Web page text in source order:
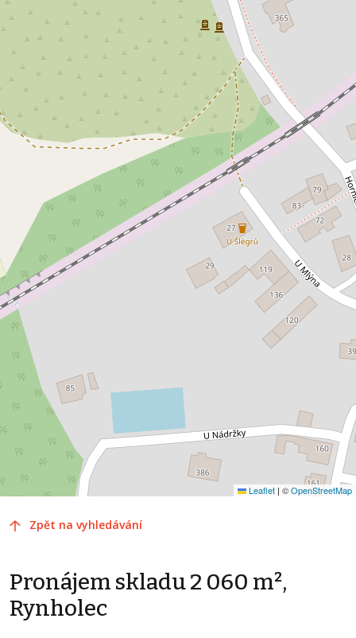
Leaflet | ©OpenStreetMap
Zpět na vyhledávání
Pronájem skladu 2 060 m²,
Rynholec